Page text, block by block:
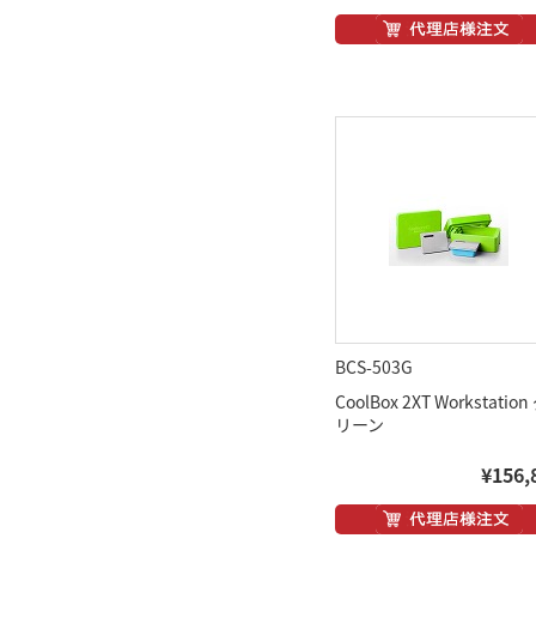
BCS-503G
CoolBox 2XT Workstation
リーン